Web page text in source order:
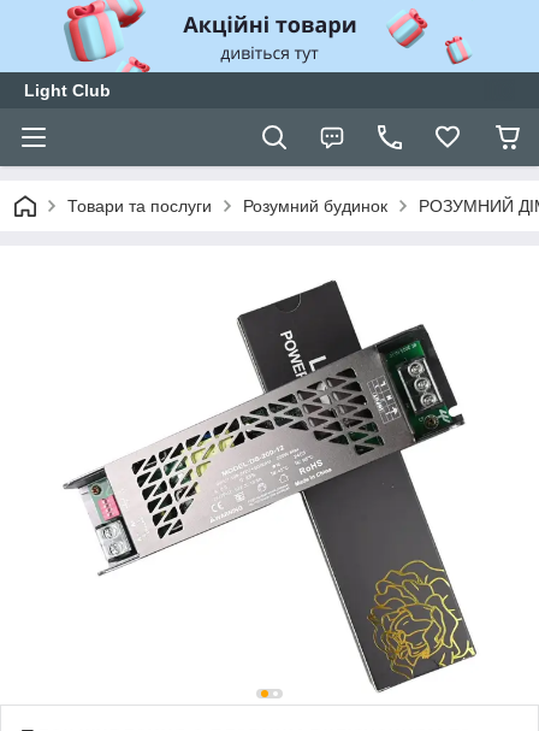
Light Club
Товари та послуги Розумний будинок РОЗУМНИЙ